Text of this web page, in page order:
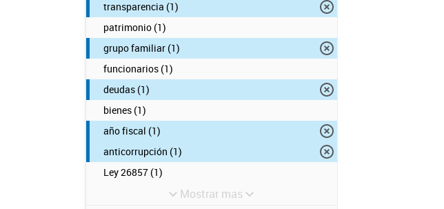
transparencia (1)
patrimonio (1)
grupo familiar (1)
funcionarios (1)
deudas (1)
bienes (1)
año fiscal (1)
anticorrupción (1)
Ley 26857 (1)
Mostrar mas